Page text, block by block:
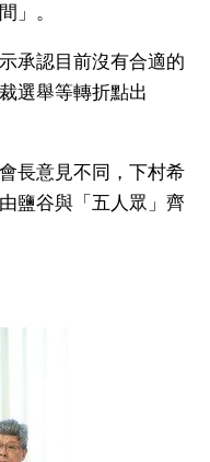
」。
承認目前沒有合適的
選舉等轉折點出
長意見不同，下村希
鹽谷與「五人眾」齊